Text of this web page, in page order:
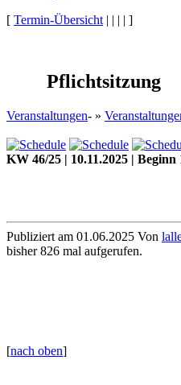
[ Termin-Übersicht | | | | ]
Pflichtsitzung
Veranstaltungen- »
KW 46/25 | 10.11.2025 |
Publiziert am 01.06.2025 Von
bisher 826 mal aufgerufen.
[nach oben]